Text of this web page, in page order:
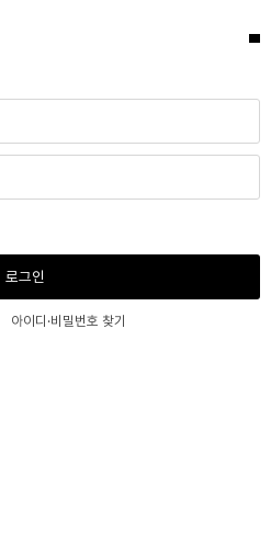
로그인
아이디·비밀번호 찾기